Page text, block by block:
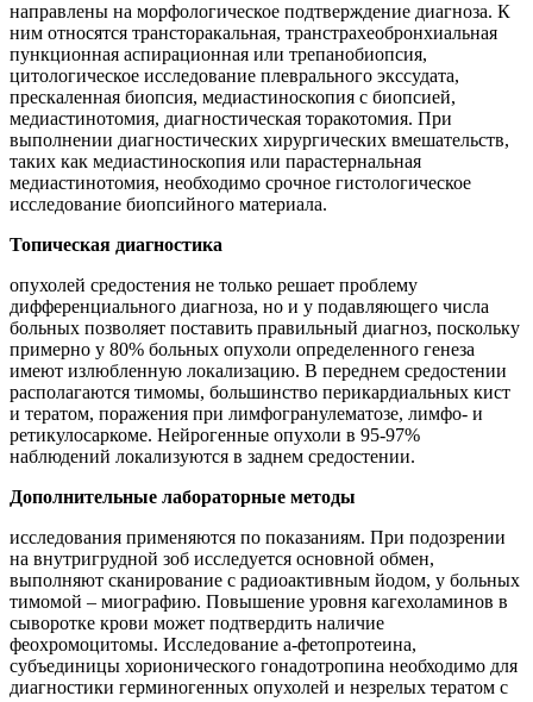
направлены на морфологическое подтверждение диагноза. К
ним относятся трансторакальная, транстрахеобронхиальная
пункционная аспирационная или трепанобиопсия,
цитологическое исследование плеврального экссудата,
прескаленная биопсия, медиастиноскопия с биопсией,
медиастинотомия, диагностическая торакотомия. При
выполнении диагностических хирургических вмешательств,
таких как медиастиноскопия или парастернальная
медиастинотомия, необходимо срочное гистологическое
исследование биопсийного материала.
Топическая диагностика
опухолей средостения не только решает проблему
дифференциального диагноза, но и у подавляющего числа
больных позволяет поставить правильный диагноз, поскольку
примерно у 80% больных опухоли определенного генеза
имеют излюбленную локализацию. В переднем средостении
располагаются тимомы, большинство перикардиальных кист
и тератом, поражения при лимфогранулематозе, лимфо- и
ретикулосаркоме. Нейрогенные опухоли в 95-97%
наблюдений локализуются в заднем средостении.
Дополнительные лабораторные методы
исследования применяются по показаниям. При подозрении
на внутригрудной зоб исследуется основной обмен,
выполняют сканирование с радиоактивным йодом, у больных
тимомой – миографию. Повышение уровня кагехоламинов в
сыворотке крови может подтвердить наличие
феохромоцитомы. Исследование а-фетопротеина,
субъединицы хорионического гонадотропина необходимо для
диагностики герминогенных опухолей и незрелых тератом с